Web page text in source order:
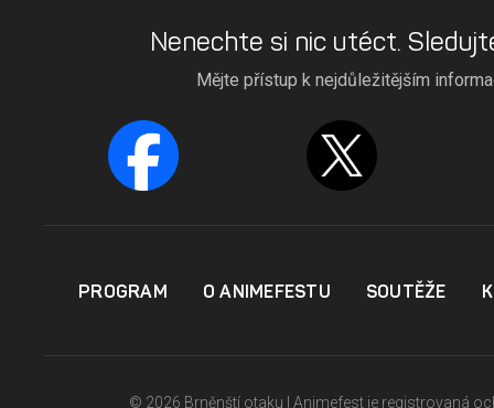
Nenechte si nic utéct.
Mějte přístup k nejdůležitějším
PROGRAM O ANIMEFESTU SOUTĚŽE
© 2026 Brněnští otaku | Animefest je registrovaná